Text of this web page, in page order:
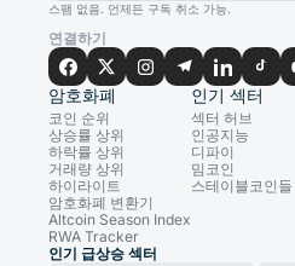
스팸 없음. 언제든 구독 취소 가능.
연결하기
암호화폐
코인 순위
상승률 상위
하락률 상위
거래량 상위
하이라이트
암호화폐 변환기
Altcoin Season Index
RWA Tracker
인기 섹터
섹터 허브
인공지능
디파이
밈코인
스테이블코인들
인기 급상승 섹터